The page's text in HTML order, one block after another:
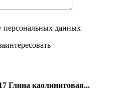
персональных данных
Глина каолинитовая...